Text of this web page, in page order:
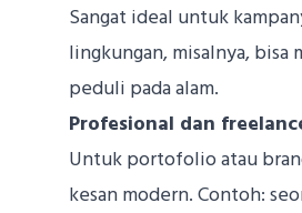
Sangat ideal untuk
lingkungan, misalnya, bisa
peduli pada alam.
Profesional dan
Untuk portofolio atau
kesan modern. Contoh: